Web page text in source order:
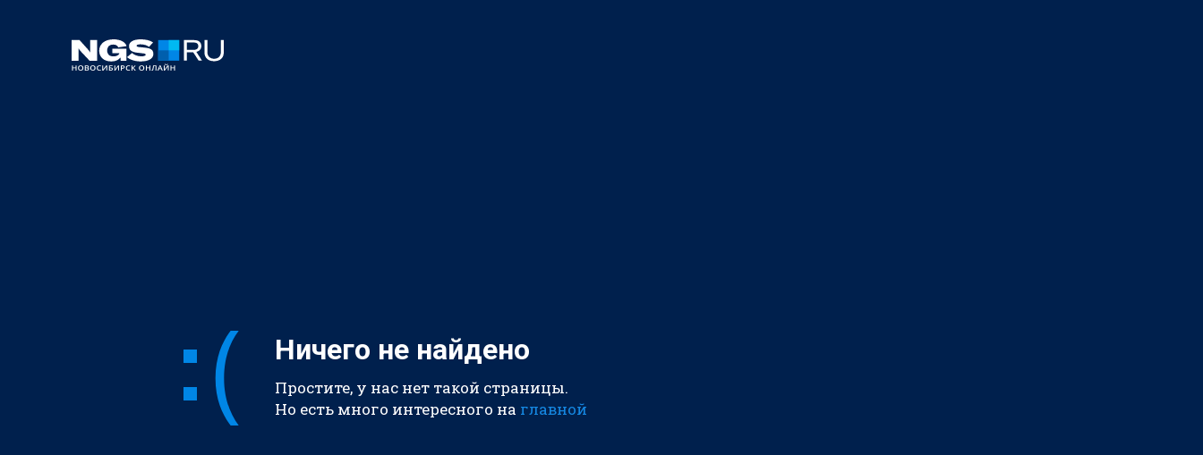
Ничего не найдено
Простите, у нас нет такой страницы.
Но есть много интересного на главной